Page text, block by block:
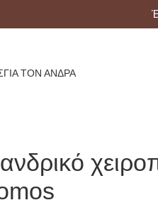
ΓΙΑ ΤΟΝ ΆΝΔΡΑ